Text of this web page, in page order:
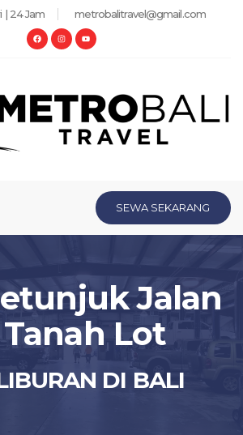
| 24 Jam metrobalitravel@gmail.com
SEWA SEKARANG
Jalan
Lot
DI BALI